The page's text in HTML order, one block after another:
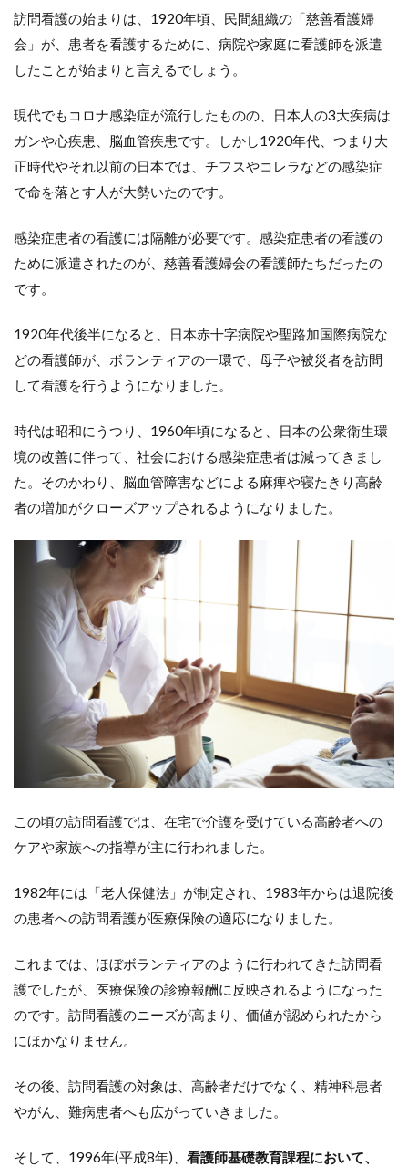
経
か
ら
立
事
を
プ
ン
ト
訪問看護の始まりは、1920年頃、民間組織の「慈善看護婦
会」が、患者を看護するために、病院や家庭に看護師を派遣
したことが始まりと言えるでしょう。
現代でもコロナ感染症が流行したものの、日本人の3大疾病は
ガンや心疾患、脳血管疾患です。しかし1920年代、つまり大
正時代やそれ以前の日本では、チフスやコレラなどの感染症
で命を落とす人が大勢いたのです。
感染症患者の看護には隔離が必要です。感染症患者の看護の
ために派遣されたのが、慈善看護婦会の看護師たちだったの
です。
1920年代後半になると、日本赤十字病院や聖路加国際病院な
どの看護師が、ボランティアの一環で、母子や被災者を訪問
して看護を行うようになりました。
時代は昭和にうつり、1960年頃になると、日本の公衆衛生環
境の改善に伴って、社会における感染症患者は減ってきまし
た。そのかわり、脳血管障害などによる麻痺や寝たきり高齢
者の増加がクローズアップされるようになりました。
この頃の訪問看護では、在宅で介護を受けている高齢者への
ケアや家族への指導が主に行われました。
1982年には「老人保健法」が制定され、1983年からは退院後
の患者への訪問看護が医療保険の適応になりました。
これまでは、ほぼボランティアのように行われてきた訪問看
護でしたが、医療保険の診療報酬に反映されるようになった
のです。訪問看護のニーズが高まり、価値が認められたから
にほかなりません。
その後、訪問看護の対象は、高齢者だけでなく、精神科患者
やがん、難病患者へも広がっていきました。
そして、1996年(平成8年)、 看護師基礎教育課程において、